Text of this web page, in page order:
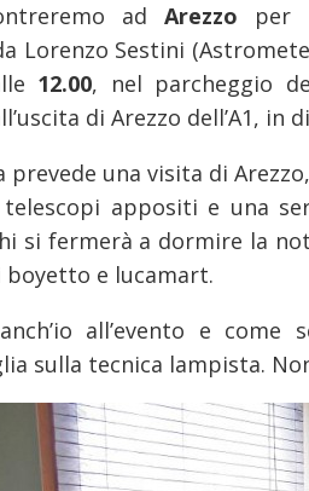
adArezzo per
Lorenzo Sestini
12.00, nel parcheggio
di Arezzo dell’A1, in
prevede una visita di
appositi e una
si fermerà a dormire la
e lucamart.
all’evento e
sulla tecnica lampista.